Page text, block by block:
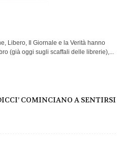
Libero, Il Giornale e la Verità hanno
(già oggi sugli scaffali delle librerie),...
COMINCIANO A SENTIRSI